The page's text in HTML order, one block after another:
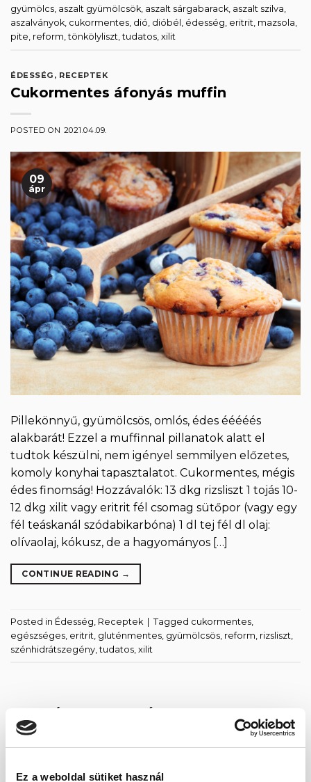
Ez a weboldal sütiket használ
gyümölcs, aszalt gyümölcsök, aszalt sárgabarack, aszalt szilva,
aszalványok, cukormentes, dió, dióbél , édesség, eritrit, mazsola,
pite, reform,tönkölyliszt,tudatos, xilit
ÉDESSÉG , RECEPTEK
Cukormentes áfonyás muffin
POSTED ON 2021.04.09.
09
ápr
Pillekönnyű, gyümölcsös, omlós, édes ééééés
alakbarát! Ezzel a muffinnal pillanatok alatt el
tudtok készülni, nem igényel semmilyen előzetes,
komoly konyhai tapasztalatot. Cukormentes, mégis
édes finomság! Hozzávalók: 13 dkg rizsliszt 1 tojás 10-
12 dkg xilit vagy eritrit fél csomag sütőpor (vagy egy
fél teáskanál szódabikarbóna) 1 dl tej fél dl olaj:
olívaolaj, kókusz, de a hagyományos […]
CONTINUE READING →
Posted in Édesség Receptek | Tagged cukormentes
egészséges eritrit gluténmentes gyümölcsös reform rizsliszt
szénhidrátszegény ,tudatos xilit